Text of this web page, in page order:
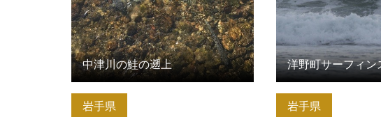
岩手県
中津川の鮭の遡上
岩手県
洋野町サーフィン